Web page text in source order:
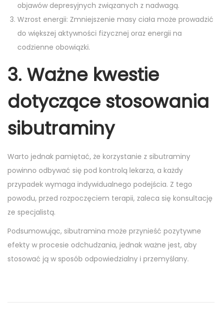
objawów depresyjnych związanych z nadwagą.
Wzrost energii: Zmniejszenie masy ciała może prowadzić
do większej aktywności fizycznej oraz energii na
codzienne obowiązki.
3. Ważne kwestie
dotyczące stosowania
sibutraminy
Warto jednak pamiętać, że korzystanie z sibutraminy
powinno odbywać się pod kontrolą lekarza, a każdy
przypadek wymaga indywidualnego podejścia. Z tego
powodu, przed rozpoczęciem terapii, zaleca się konsultację
ze specjalistą.
Podsumowując, sibutramina może przynieść pozytywne
efekty w procesie odchudzania, jednak ważne jest, aby
stosować ją w sposób odpowiedzialny i przemyślany.